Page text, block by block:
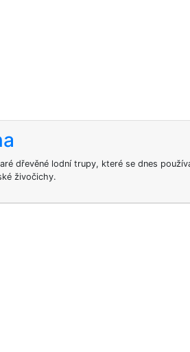
dřevěné lodní trupy, které se dnes
živočichy.